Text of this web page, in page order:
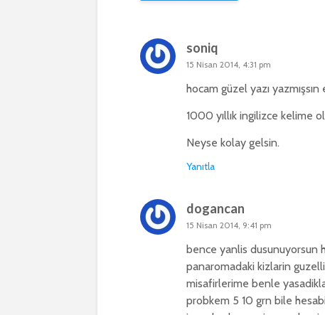
soniq
15 Nisan 2014, 4:31 pm
hocam güzel yazı
1000 yıllık ingilizce kelime
Neyse kolay gelsin.
Yanıtla
dogancan
15 Nisan 2014, 9:41 pm
bence yanlis dusunuyorsun
panaromadaki kizlarin
misafirlerime benle
probkem 5 10 grn bile